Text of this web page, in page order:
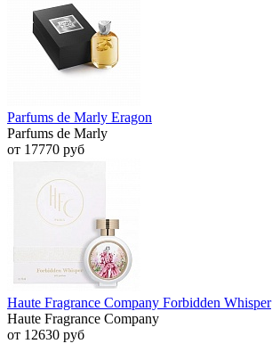
Parfums de Marly Eragon
Parfums de Marly
от 17770 руб
Haute Fragrance Company Forbidden Whisper
Haute Fragrance Company
от 12630 руб